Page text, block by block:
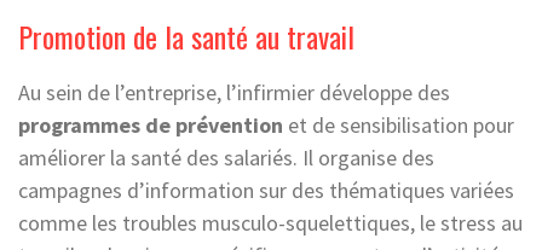
Promotion de la santé au travail
Au sein de l’entreprise, l’infirmier développe des
programmes de prévention et de sensibilisation pour
améliorer la santé des salariés. Il organise des
campagnes d’information sur des thématiques variées
comme les troubles musculo-squelettiques, le stress au